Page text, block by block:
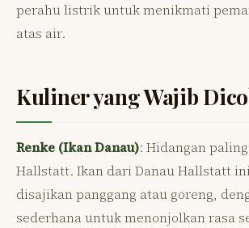
perahu listrik untuk menikmati
atas air.
Kuliner yang Wajib
Renke (Ikan Danau): Hidangan
Hallstatt. Ikan dari Danau Hallstatt
disajikan panggang atau goreng,
sederhana untuk menonjolkan rasa